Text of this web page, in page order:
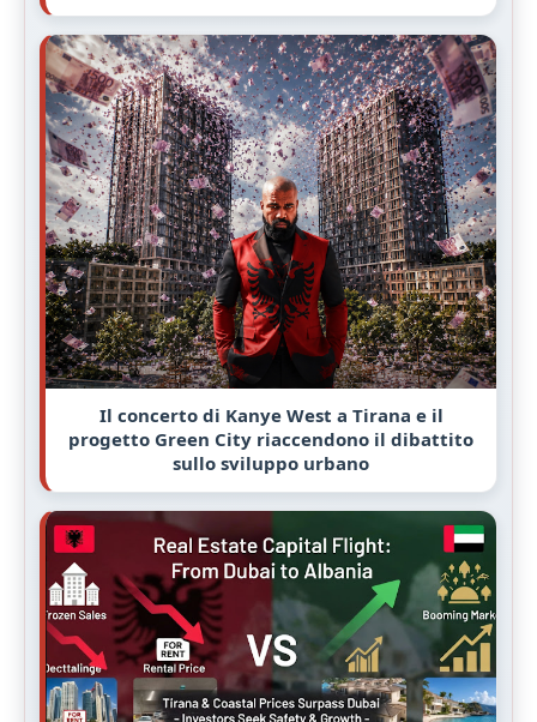
Il concerto di Kanye West a Tirana e il
progetto Green City riaccendono il dibattito
sullo sviluppo urbano